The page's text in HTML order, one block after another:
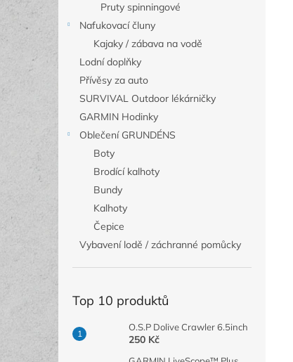
Pruty spinningové
Nafukovací čluny
Kajaky / zábava na vodě
Lodní doplňky
Přívěsy za auto
SURVIVAL Outdoor lékárničky
GARMIN Hodinky
Oblečení GRUNDÉNS
Boty
Brodící kalhoty
Bundy
Kalhoty
Čepice
Vybavení lodě / záchranné pomůcky
Top 10 produktů
O.S.P Dolive Crawler 6.5inch
250 Kč